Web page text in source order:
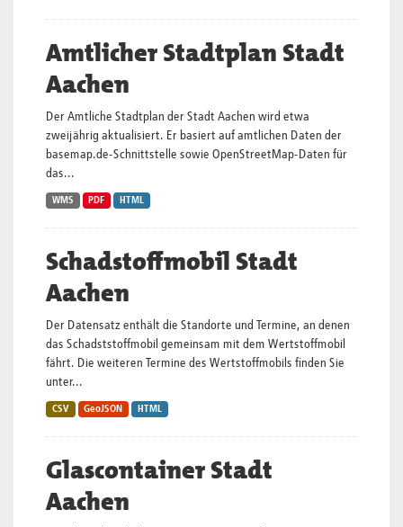
Amtlicher Stadtplan Stadt
Aachen
Der Amtliche Stadtplan der Stadt Aachen wird etwa
zweijährig aktualisiert. Er basiert auf amtlichen Daten der
basemap.de-Schnittstelle sowie OpenStreetMap-Daten für
das...
WMS PDF HTML
Schadstoffmobil Stadt
Aachen
Der Datensatz enthält die Standorte und Termine, an denen
das Schadststoffmobil gemeinsam mit dem Wertstoffmobil
fährt. Die weiteren Termine des Wertstoffmobils finden Sie
unter...
CSV GeoJSON HTML
Glascontainer Stadt
Aachen